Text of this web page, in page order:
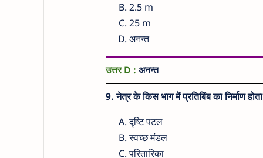
2.5 m
25 m
अनन्त
उत्तर D : अनन्त
9. नेत्र के किस भाग में प्रतिबिंब का निर्माण
दृष्टि पटल
स्वच्छ मंडल
परितारिका